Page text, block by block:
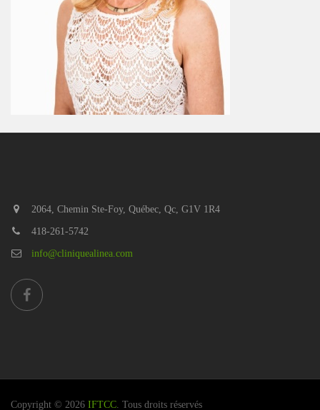
2064, Chemin Ste-Foy, Québec, Qc, G1V 1R4
418-261-5742
info@cliniquealinea.com
Copyright © 2026 IFTCC. Tous droits réservés